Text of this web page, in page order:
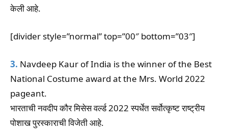
केली आहे.
[divider style=”normal” top=”00″ bottom=”03″]
3. Navdeep Kaur of India is the winner of the Best
National Costume award at the Mrs. World 2022
pageant.
भारताची नवदीप कौर मिसेस वर्ल्ड 2022 स्पर्धेत सर्वोत्कृष्ट राष्ट्रीय
पोशाख पुरस्काराची विजेती आहे.